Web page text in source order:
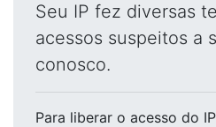
Seu IP fez diversas
acessos suspeitos a
conosco.
Para liberar o acesso do IP